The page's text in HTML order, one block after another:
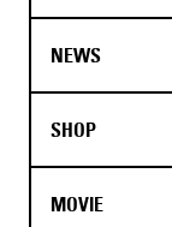
NEWS
SHOP
MOVIE